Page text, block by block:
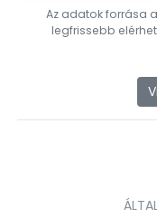
Az adatok forrása
legfrissebb